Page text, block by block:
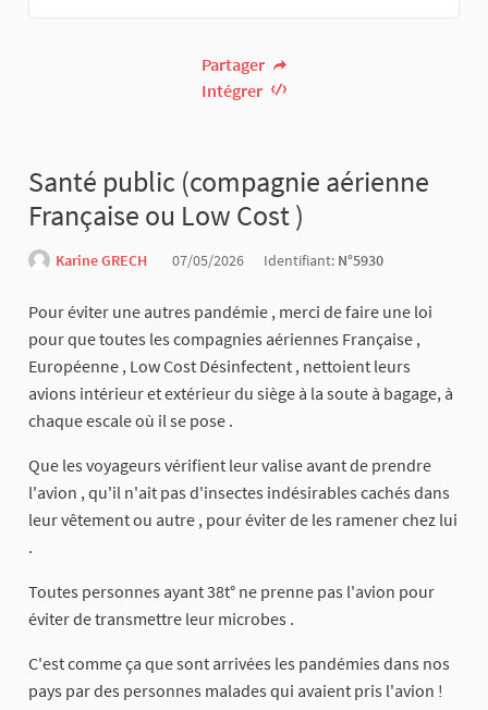
Partager
Intégrer
Santé public (compagnie aérienne
Française ou Low Cost )
Karine GRECH 07/05/2026 Identifiant: N°5930
Pour éviter une autres pandémie , merci de faire une loi
pour que toutes les compagnies aériennes Française ,
Européenne , Low Cost Désinfectent , nettoient leurs
avions intérieur et extérieur du siège à la soute à bagage, à
chaque escale où il se pose .
Que les voyageurs vérifient leur valise avant de prendre
l'avion , qu'il n'ait pas d'insectes indésirables cachés dans
leur vêtement ou autre , pour éviter de les ramener chez lui
.
Toutes personnes ayant 38t° ne prenne pas l'avion pour
éviter de transmettre leur microbes .
C'est comme ça que sont arrivées les pandémies dans nos
pays par des personnes malades qui avaient pris l'avion !